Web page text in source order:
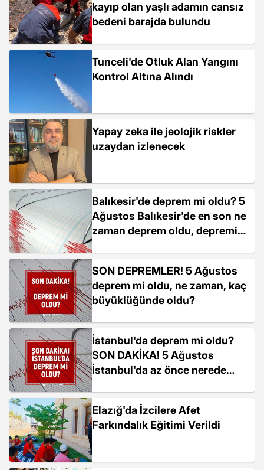
kayıp olan yaşlı adamın cansız
bedeni barajda bulundu
Tunceli'de Otluk Alan Yangını
Kontrol Altına Alındı
Yapay zeka ile jeolojik riskler
uzaydan izlenecek
Balıkesir'de deprem mi oldu? 5
Ağustos Balıkesir'de en son ne
zaman deprem oldu, depremin
SON DEPREMLER! 5 Ağustos
deprem mi oldu, ne zaman, kaç
büyüklüğünde oldu?
İstanbul'da deprem mi oldu?
SON DAKİKA! 5 Ağustos
İstanbul'da az önce nerede
Elazığ'da İzcilere Afet
Farkındalık Eğitimi Verildi